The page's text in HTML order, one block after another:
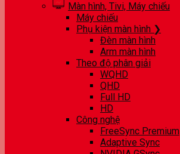
Màn hình, Tivi, Máy chiếu
Máy chiếu
Phụ kiện màn hình ❯
Đèn màn hình
Arm màn hình
Theo độ phân giải
WQHD
QHD
Full HD
HD
Công nghệ
FreeSync Premium
Adaptive Sync